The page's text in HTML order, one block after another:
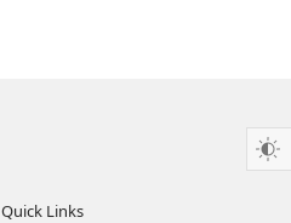
Quick Links